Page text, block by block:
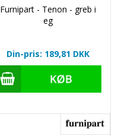
Furnipart - Tenon - greb i
eg
Din-pris: 189,81 DKK